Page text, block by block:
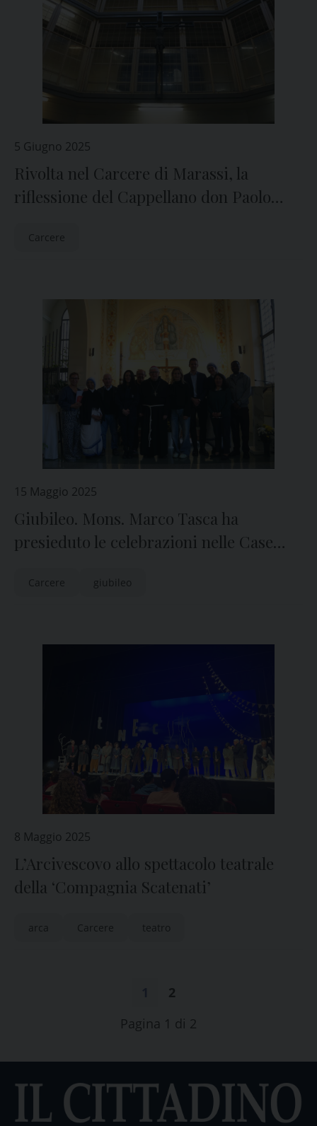
5 Giugno 2025
Rivolta nel Carcere di Marassi, la
riflessione del Cappellano don Paolo
Carcere
15 Maggio 2025
Giubileo. Mons. Marco Tasca ha
presieduto le celebrazioni nelle Case
Carcere giubileo
8 Maggio 2025
L’Arcivescovo allo spettacolo teatrale
della ‘Compagnia Scatenati’
arca Carcere teatro
2
Pagina 1 di 2